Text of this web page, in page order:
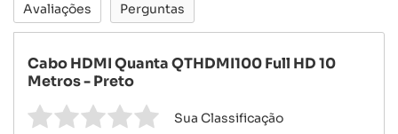
Avaliações Perguntas
Cabo HDMI Quanta QTHDMI100 Full HD 10
Metros - Preto
Sua Classificação